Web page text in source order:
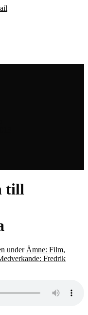
till
under Ämne: Film,
Fredrik